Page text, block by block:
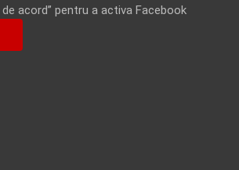
acord” pentru a activa Facebook